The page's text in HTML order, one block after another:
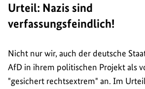
Urteil: Nazis sind
verfassungsfeindlich!
Nicht nur wir, auch der deutsche
AfD in ihrem politischen Projekt als
"gesichert rechtsextrem" an. Im